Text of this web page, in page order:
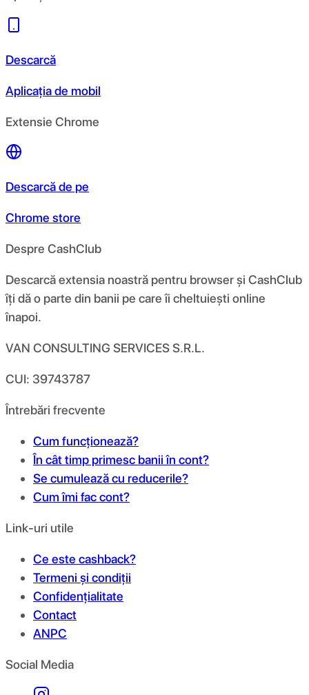
Descarcă
Aplicația de mobil
Extensie Chrome
Descarcă de pe
Chrome store
Despre CashClub
Descarcă extensia noastră pentru browser și CashClub
îți dă o parte din banii pe care îi cheltuiești online
înapoi.
VAN CONSULTING SERVICES S.R.L.
CUI: 39743787
Întrebări frecvente
Cum funcționează?
În cât timp primesc banii în cont?
Se cumulează cu reducerile?
Cum îmi fac cont?
Link-uri utile
Ce este cashback?
Termeni și condiții
Confidențialitate
Contact
ANPC
Social Media